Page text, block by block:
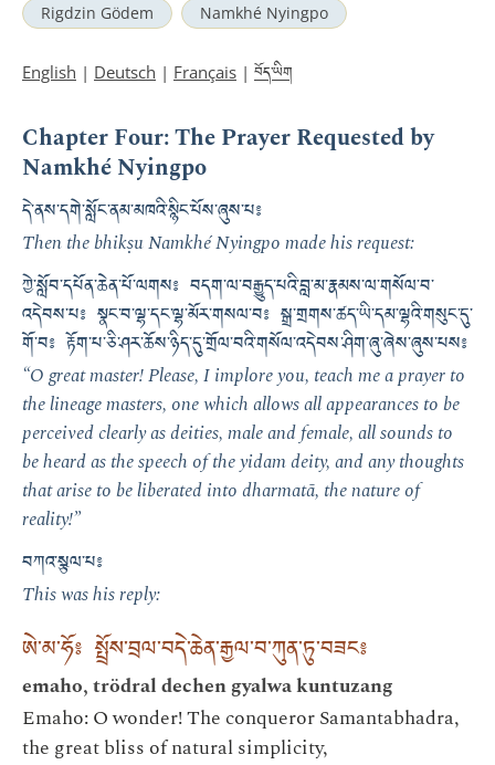
Rigdzin Gödem
Namkhé Nyingpo
English | Deutsch | Français | བོད་ཡིག
Chapter Four: The Prayer Requested by
Namkhé Nyingpo
དེ་ནས་དགེ་སློང་ནམ་མཁའི་སྙིང་པོས་ཞུས་པ༔
Then the bhikṣu Namkhé Nyingpo made his request:
ཀྱེ་སློབ་དཔོན་ཆེན་པོ་ལགས༔ བདག་ལ་བརྒྱུད་པའི་བླ་མ་རྣམས་ལ་གསོལ་བ་
འདེབས་པ༔ སྣང་བ་ལྷ་དང་ལྷ་མོར་གསལ་བ༔ སྒྲ་གྲགས་ཚད་ཡི་དམ་ལྷའི་གསུང་དུ་
གོ་བ༔ རྟོག་པ་ཅི་ཤར་ཆོས་ཉིད་དུ་གྲོལ་བའི་གསོལ་འདེབས་ཤིག་ཞུ་ཞེས་ཞུས་པས༔
“O great master! Please, I implore you, teach me a prayer to
the lineage masters, one which allows all appearances to be
perceived clearly as deities, male and female, all sounds to
be heard as the speech of the yidam deity, and any thoughts
that arise to be liberated into dharmatā, the nature of
reality!”
བཀའ་སྩལ་པ༔
This was his reply:
ཨེ་མ་ཧོ༔ སྤྲོས་བྲལ་བདེ་ཆེན་རྒྱལ་བ་ཀུན་ཏུ་བཟང༔
emaho, trödral dechen gyalwa kuntuzang
Emaho: O wonder! The conqueror Samantabhadra,
the great bliss of natural simplicity,